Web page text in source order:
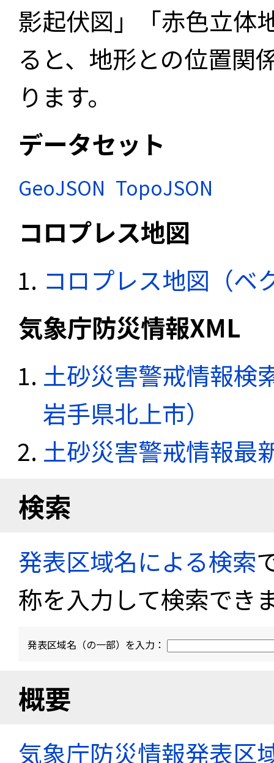
影起伏図」「赤色立体
ると、地形との位置関
ります。
データセット
GeoJSON TopoJSON
コロプレス地図
コロプレス地図（ベ
気象庁防災情報XML
土砂災害警戒情報検
岩手県北上市）
土砂災害警戒情報最
検索
発表区域名による検索
称を入力して検索でき
発表区域名（の一部）を入力：
概要
気象庁防災情報発表区